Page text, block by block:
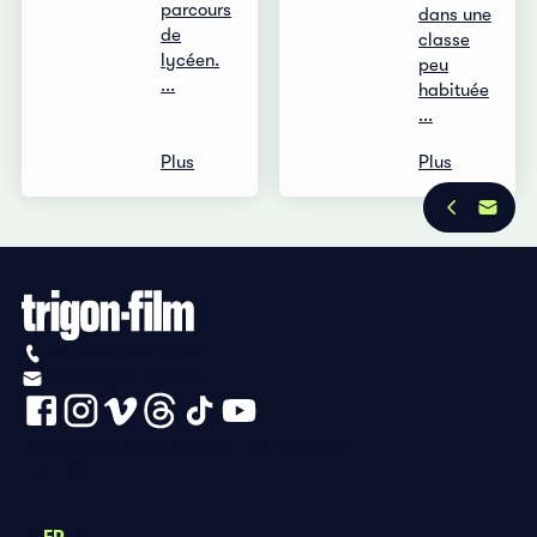
parcours
de
lycéen.
...
Plus
dans une
classe
peu
habituée
...
Plus